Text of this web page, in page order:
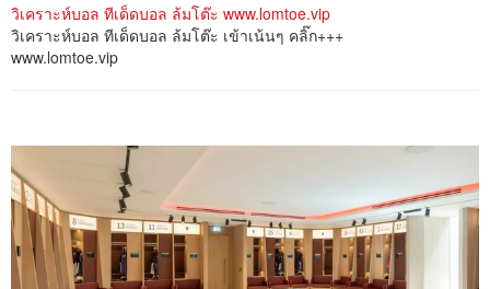
วิเคราะห์บอล ทีเด็ดบอล ล้มโต๊ะ www.lomtoe.vip
วิเคราะห์บอล ทีเด็ดบอล ล้มโต๊ะ เข้าเน้นๆ คลิ๊ก+++
www.lomtoe.vip